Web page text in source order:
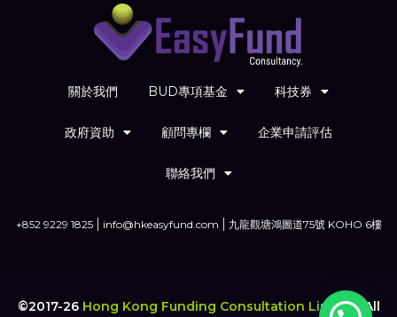
關於我們 BUD專項基金 科技券
政府資助 顧問專欄 企業申請評估
聯絡我們
+852 9229 1825 info@hkeasyfund.com 九龍觀塘鴻圖道75號 KOHO 6樓
©2017-26 Hong Kong Funding Consultation Limited.All